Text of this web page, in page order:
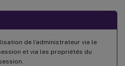
de l’administrateur via le
et via les propriétés du